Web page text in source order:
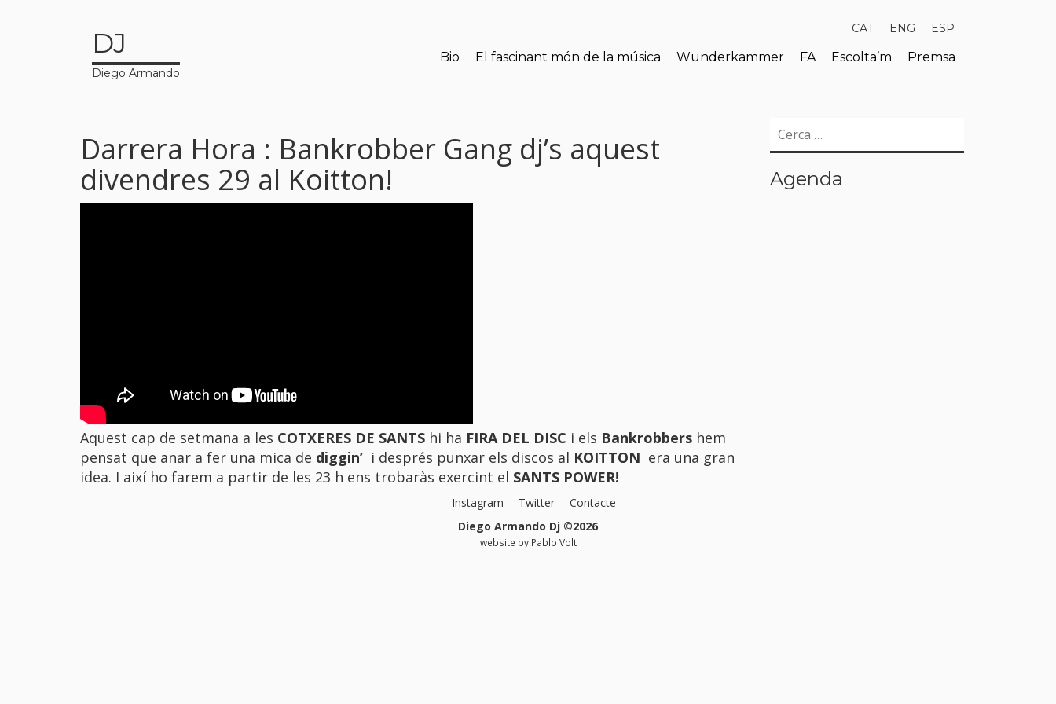
CAT ENG ESP
DJ
Diego Armando
Bio El fascinant món de la música Wunderkammer FA Escolta’m Premsa
Darrera Hora : Bankrobber Gang dj’s aquest
divendres 29 al Koitton!
Aquest cap de setmana a les COTXERES DE SANTS hi ha FIRA DEL DISC i els Bankrobbers hem
pensat que anar a fer una mica de diggin’ i després punxar els discos al KOITTON era una gran
idea. I així ho farem a partir de les 23 h ens trobaràs exercint el SANTS POWER!
Cerca:
Agenda
Instagram Twitter
Contacte
Diego Armando Dj ©2026
website by Pablo Volt